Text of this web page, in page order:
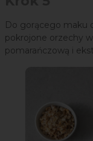
Do gorącego maku
pokrojone orzechy
pomarańczową i